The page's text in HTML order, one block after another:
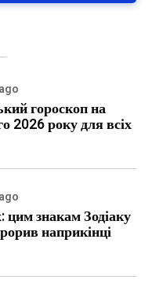
гороскоп на
2026 року для всіх
цим знакам Зодіаку
наприкінці